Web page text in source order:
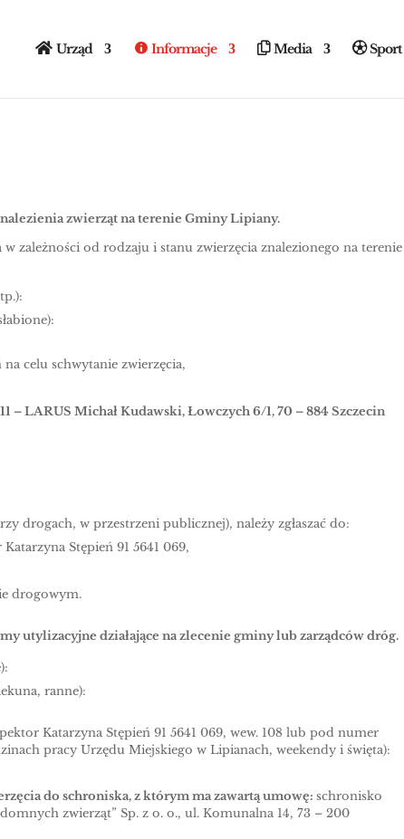
Urząd Informacje Media Sport
zwierząt na terenie Gminy Lipiany.
zależności od rodzaju i stanu zwierzęcia znalezionego na terenie
celu schwytanie zwierzęcia,
– LARUS Michał Kudawski, Łowczych 6/1, 70 – 884 Szczecin
drogach, w przestrzeni publicznej), należy zgłaszać do:
Stępień 91 5641 069,
drogowym.
utylizacyjne działające na zlecenie gminy lub zarządców dróg.
ranne):
Katarzyna Stępień 91 5641 069, wew. 108 lub pod numer
pracy Urzędu Miejskiego w Lipianach, weekendy i święta):
do schroniska, z którym ma zawartą umowę:schronisko
zwierząt” Sp. z o. o., ul. Komunalna 14, 73 – 200